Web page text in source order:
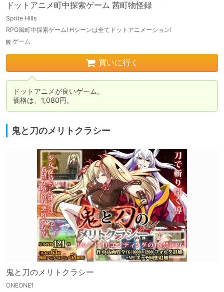
ドットアニメ町中探索ゲーム 茜町物怪録
Sprite Hills
RPG風町中探索ゲーム! Hシーンは全てドットアニメーション!
ゲーム
買いに行く
ドットアニメが良いゲーム。
価格は、1,080円。
鬼と刀のメリトクラシー
鬼と刀のメリトクラシー
ONEONE1